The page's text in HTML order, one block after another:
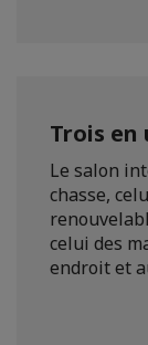
Trois en
Le salon
chasse,
celui des
endroit et